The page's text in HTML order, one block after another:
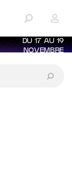
DU 17 AU 19
NOVEMBRE